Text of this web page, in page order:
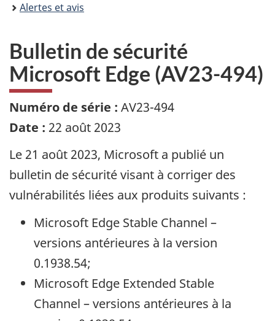
Alertes et avis
Bulletin de sécurité
Microsoft Edge (AV23-494)
Numéro de série : AV23-494
Date : 22 août 2023
Le 21 août 2023, Microsoft a publié un
bulletin de sécurité visant à corriger des
vulnérabilités liées aux produits suivants :
Microsoft Edge Stable Channel –
versions antérieures à la version
0.1938.54;
Microsoft Edge Extended Stable
Channel – versions antérieures à la